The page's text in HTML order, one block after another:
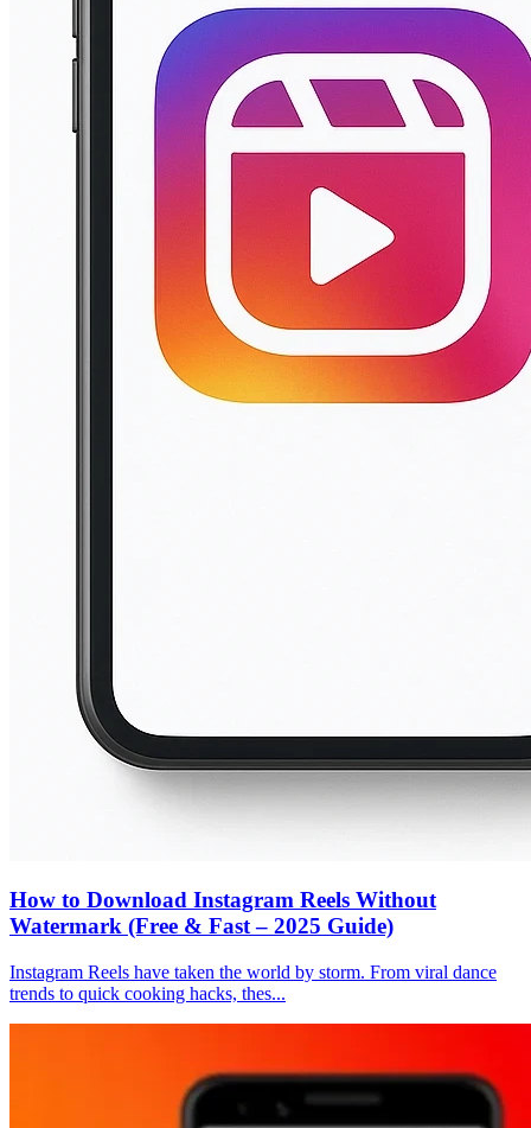
How to Download Instagram Reels Without
Watermark (Free & Fast – 2025 Guide)
Instagram Reels have taken the world by storm. From viral dance
trends to quick cooking hacks, thes...